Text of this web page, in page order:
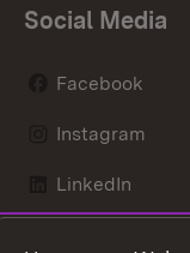
Social Media
Facebook
Instagram
LinkedIn